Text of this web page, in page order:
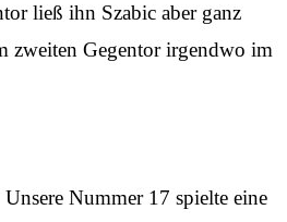
ließ ihn Szabic aber ganz
zweiten Gegentor irgendwo im
Nummer 17 spielte eine